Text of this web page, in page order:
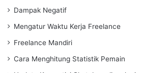
Dampak Negatif
Mengatur Waktu Kerja Freelance
Freelance Mandiri
Cara Menghitung Statistik Pemain